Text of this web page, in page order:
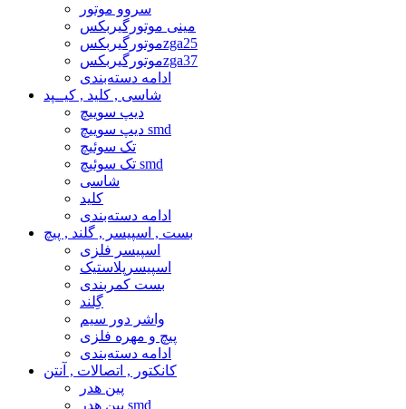
سروو موتور
مینی موتورگیربکس
موتورگیربکسzga25
موتورگیربکسzga37
ادامه دسته‌بندی
شاسی , کلید , کیــپد
دیپ سوییچ
دیپ سوییچ smd
تک سوئیچ
تک سوئیچ smd
شاسی
کلید
ادامه دسته‌بندی
بست , اسپیسر , گلند , پیچ
اسپیسر فلزی
اسپیسرپلاستیک
بست کمربندی
گِلند
واشر دور سیم
پیچ و مهره فلزی
ادامه دسته‌بندی
کانکتور , اتصالات , آنتن
پین هدر
پین هدر smd